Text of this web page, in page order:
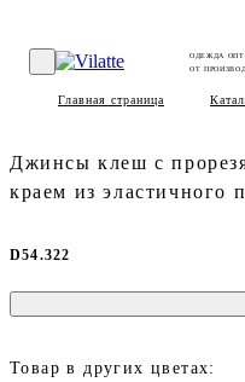
ОДЕЖДА
ОТ
Главная страница
Джинсы клеш с
краем из эластичного
D54.322
Товар в других цветах: